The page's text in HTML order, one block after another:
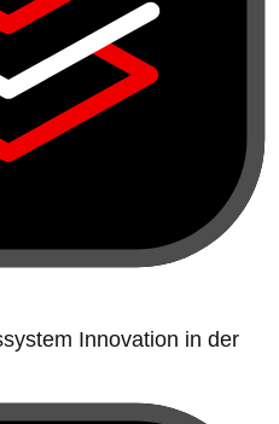
Innovation in der